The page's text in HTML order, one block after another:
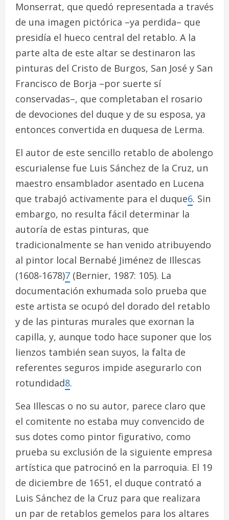
Monserrat, que quedó representada a través
de una imagen pictórica –ya perdida– que
presidía el hueco central del retablo. A la
parte alta de este altar se destinaron las
pinturas del Cristo de Burgos, San José y San
Francisco de Borja –por suerte sí
conservadas–, que completaban el rosario
de devociones del duque y de su esposa, ya
entonces convertida en duquesa de Lerma.
El autor de este sencillo retablo de abolengo
escurialense fue Luis Sánchez de la Cruz, un
maestro ensamblador asentado en Lucena
que trabajó activamente para el duque6. Sin
embargo, no resulta fácil determinar la
autoría de estas pinturas, que
tradicionalmente se han venido atribuyendo
al pintor local Bernabé Jiménez de Illescas
(1608-1678)7 (Bernier, 1987: 105). La
documentación exhumada solo prueba que
este artista se ocupó del dorado del retablo
y de las pinturas murales que exornan la
capilla, y, aunque todo hace suponer que los
lienzos también sean suyos, la falta de
referentes seguros impide asegurarlo con
rotundidad8.
Sea Illescas o no su autor, parece claro que
el comitente no estaba muy convencido de
sus dotes como pintor figurativo, como
prueba su exclusión de la siguiente empresa
artística que patrocinó en la parroquia. El 19
de diciembre de 1651, el duque contrató a
Luis Sánchez de la Cruz para que realizara
un par de retablos gemelos para los altares